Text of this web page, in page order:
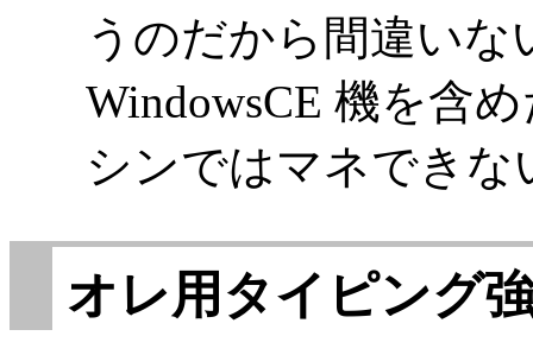
うのだから間違いな
WindowsCE 機を含
シンではマネできな
オレ用タイピング